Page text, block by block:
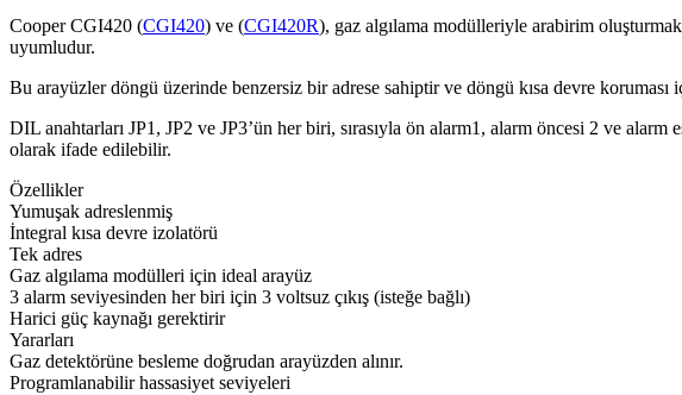
Cooper CGI420 (CGI420) ve (CGI420R), gaz algılama modülleriyle arabirim
uyumludur.
Bu arayüzler döngü üzerinde benzersiz bir adrese sahiptir ve döngü kısa devre koruması
DIL anahtarları JP1, JP2 ve JP3’ün her biri, sırasıyla ön alarm1, alarm öncesi 2 ve
olarak ifade edilebilir.
Özellikler
Yumuşak adreslenmiş
İntegral kısa devre izolatörü
Tek adres
Gaz algılama modülleri için ideal arayüz
3 alarm seviyesinden her biri için 3 voltsuz çıkış (isteğe bağlı)
Harici güç kaynağı gerektirir
Yararları
Gaz detektörüne besleme doğrudan arayüzden alınır.
Programlanabilir hassasiyet seviyeleri